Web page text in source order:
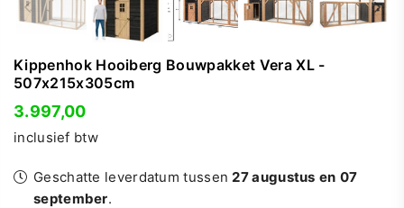
Kippenhok Hooiberg Bouwpakket Vera XL -
507x215x305cm
Normale
prijs
3.997,00
inclusief btw
Geschatte leverdatum tussen27 augustus en 07
september.